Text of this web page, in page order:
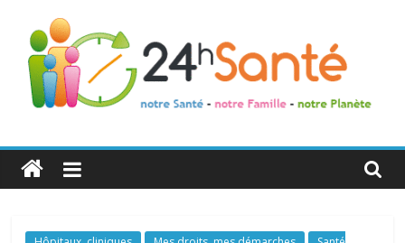
24h
Santé
La